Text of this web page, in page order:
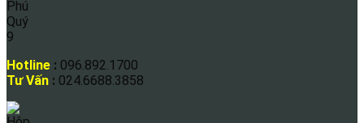
Hotline : 096.892.1700
Tư Vấn : 024.6688.3858